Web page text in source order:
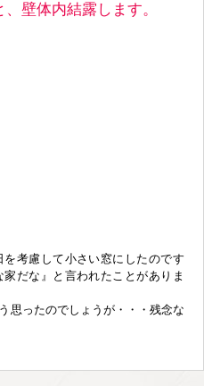
壁体内結露します。
考慮して小さい窓にしたのです
だな』と言われたことがありま
思ったのでしょうが・・・残念な